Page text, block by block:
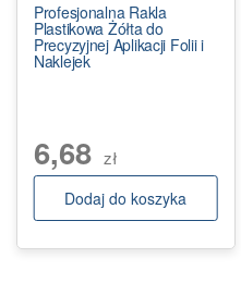
Profesjonalna Rakla
Plastikowa Żółta do
Precyzyjnej Aplikacji Folii i
Naklejek
6,68 zł
Dodaj do koszyka